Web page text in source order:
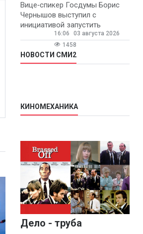
Вице‑спикер Госдумы Борис
Чернышов выступил с
инициативой запустить
ежегодную федеральную
программу
«Первосентябрьский капитал»
- она предполагает
16:06
03 августа 2026
1458
НОВОСТИ СМИ2
КИНОМЕХАНИКА
Дело - труба